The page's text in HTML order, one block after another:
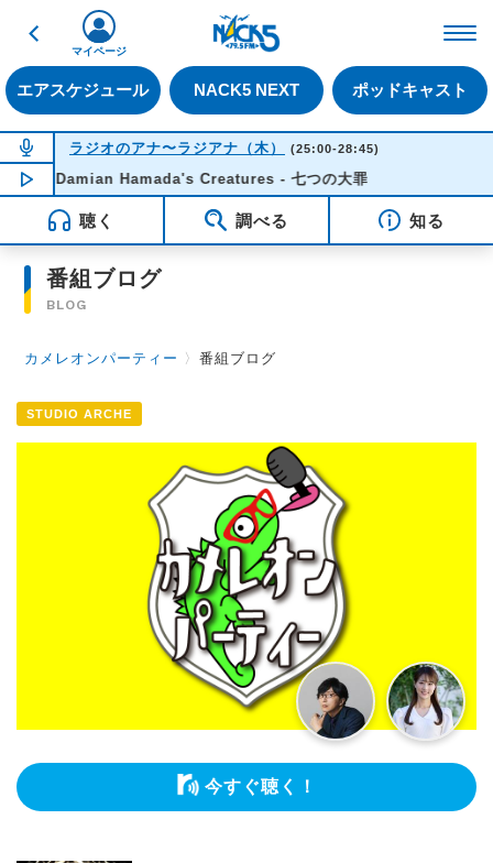
戻る
エアスケジュール NACK5 NEXT ポッドキャスト
マイページ
NOW ON AIR
ラジオのアナ〜ラジアナ（木） (25:00-28:45)
NOW PLAYING04:34
Damian Hamada's Creatures - 七つの大罪
聴く 調べる 知る
番組ブログ
BLOG
カメレオンパーティー 〉番組ブログ
STUDIO ARCHE
今すぐ聴く！